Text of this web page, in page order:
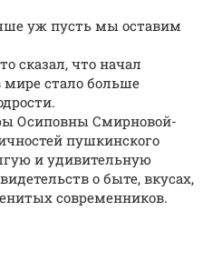
уж пусть мы оставим
сказал, что начал
мире стало больше
Осиповны Смирновой-
пушкинского
и удивительную
о быте, вкусах,
современников.